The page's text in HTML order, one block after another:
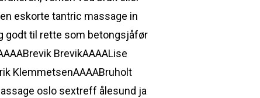
eskorte tantric massage in
godt til rette som betongsjåfør
BrevikAAAALise
KlemmetsenAAAABruholt
oslo sextreff ålesund ja